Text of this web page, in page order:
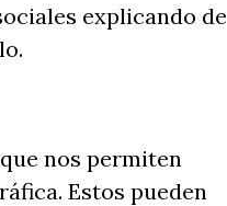
explicando de
nos permiten
Estos pueden